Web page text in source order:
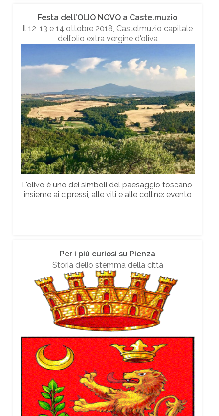
Festa dell’OLIO NOVO a Castelmuzio
Il 12, 13 e 14 ottobre 2018, Castelmuzio capitale
dell’olio extra vergine d'oliva
L'olivo è uno dei simboli del paesaggio toscano,
insieme ai cipressi, alle viti e alle colline: evento
Per i più curiosi su Pienza
Storia dello stemma della città